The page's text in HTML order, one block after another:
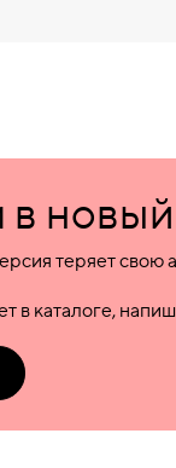
теряет свою
в каталоге,